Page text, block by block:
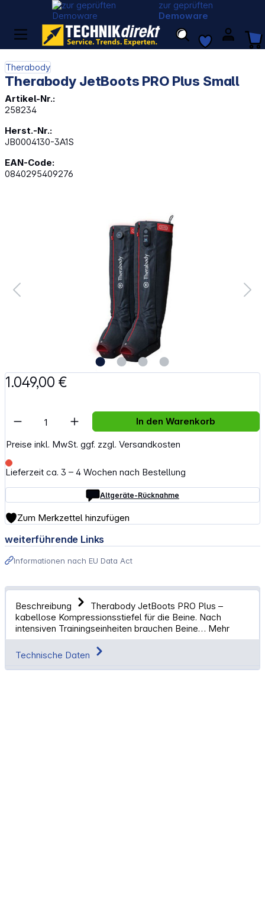
zur geprüften
Demoware
Therabody
Therabody JetBoots PRO Plus Small
Artikel-Nr.:
258234
Herst.-Nr.:
JB0004130-3A1S
EAN-Code:
0840295409276
1.049,00 €
Preise inkl. MwSt. ggf. zzgl. Versandkosten
Lieferzeit ca. 3 – 4 Wochen nach Bestellung
Altgeräte-Rücknahme
Artikel Anzahl: Gib den gewünschten
In den Warenkorb
Zum Merkzettel hinzufügen
weiterführende Links
Informationen nach EU Data Act
Beschreibung
Therabody JetBoots PRO Plus –
kabellose Kompressionsstiefel für die Beine. Nach
intensiven Trainingseinheiten brauchen Beine… Mehr
Technische Daten